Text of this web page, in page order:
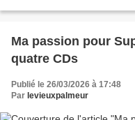
Ma passion pour
quatre CDs
Publié le 26/03/2026 à 17:48
Par levieuxpalmeur